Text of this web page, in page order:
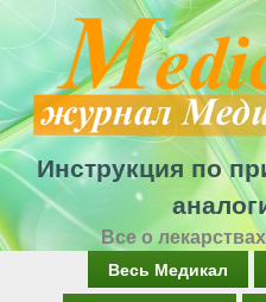
Перейти
к
основному
содержанию
Инструкция по
Все о
Весь Медикал